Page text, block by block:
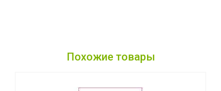
Похожие товары